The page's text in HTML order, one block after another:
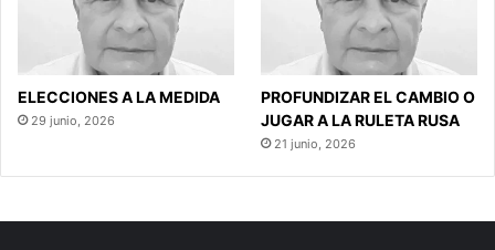
ELECCIONES A LA MEDIDA
29 junio, 2026
PROFUNDIZAR EL CAMBIO O
JUGAR A LA RULETA RUSA
21 junio, 2026